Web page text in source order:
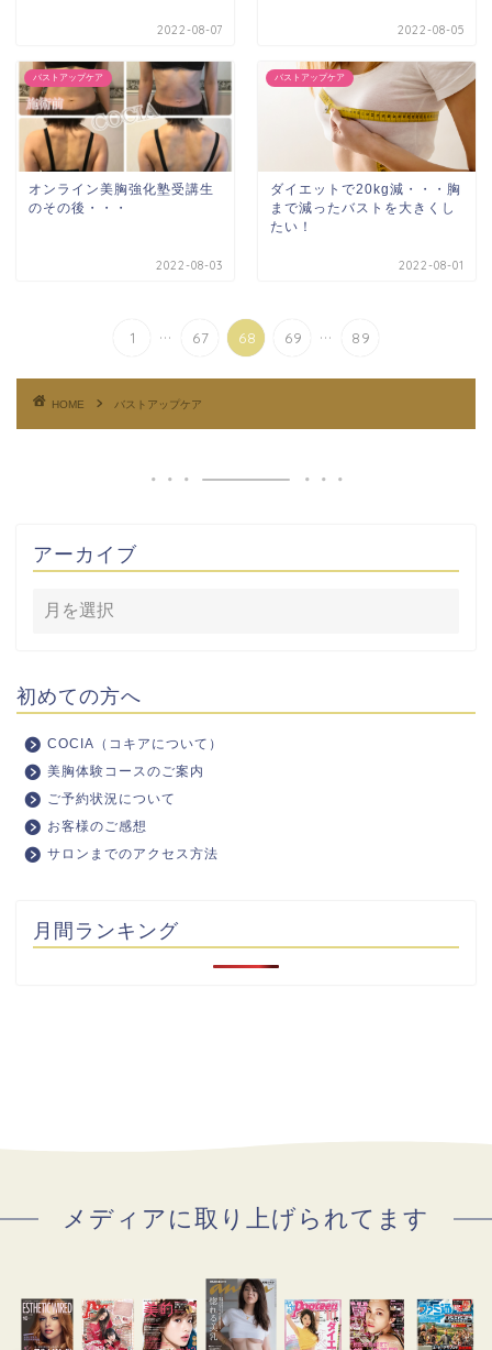
2022-08-07 2022-08-05
バストアップケア
オンライン美胸強化塾受講生
のその後・・・
2022-08-03
バストアップケア
ダイエットで20kg減・・・胸
まで減ったバストを大きくし
たい！
2022-08-01
1 ... 67 68 69 ... 89
HOME バストアップケア
アーカイブ
初めての方へ
COCIA（コキアについて）
美胸体験コースのご案内
ご予約状況について
お客様のご感想
サロンまでのアクセス方法
月間ランキング
メディアに取り上げられてます